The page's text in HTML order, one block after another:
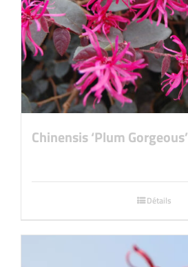
Chinensis ‘Plum Gorgeous’
Détails